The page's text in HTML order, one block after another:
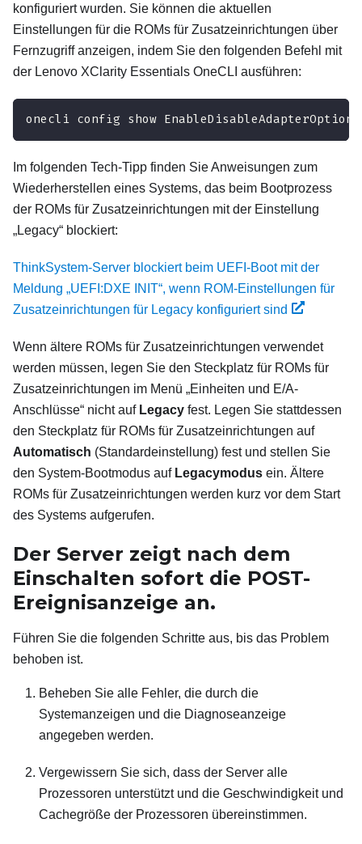
konfiguriert wurden. Sie können die aktuellen
Einstellungen für die ROMs für Zusatzeinrichtungen über
Fernzugriff anzeigen, indem Sie den folgenden Befehl mit
der Lenovo XClarity Essentials OneCLI ausführen:
onecli config show
Im folgenden Tech-Tipp finden Sie Anweisungen zum
Wiederherstellen eines Systems, das beim Bootprozess
der ROMs für Zusatzeinrichtungen mit der Einstellung
„Legacy“ blockiert:
ThinkSystem-Server blockiert beim UEFI-Boot mit der
Meldung „UEFI:DXE INIT“, wenn ROM-Einstellungen für
Zusatzeinrichtungen für Legacy konfiguriert sind
Wenn ältere ROMs für Zusatzeinrichtungen verwendet
werden müssen, legen Sie den Steckplatz für ROMs für
Zusatzeinrichtungen im Menü „Einheiten und E/A-
Anschlüsse“ nicht auf Legacy fest. Legen Sie stattdessen
den Steckplatz für ROMs für Zusatzeinrichtungen auf
Automatisch (Standardeinstellung) fest und stellen Sie
den System-Bootmodus auf Legacymodus ein. Ältere
ROMs für Zusatzeinrichtungen werden kurz vor dem Start
des Systems aufgerufen.
Der Server zeigt nach dem
Einschalten sofort die POST-
Ereignisanzeige an.
Führen Sie die folgenden Schritte aus, bis das Problem
behoben ist.
Beheben Sie alle Fehler, die durch die
Systemanzeigen und die Diagnoseanzeige
angegeben werden.
Vergewissern Sie sich, dass der Server alle
Prozessoren unterstützt und die Geschwindigkeit und
Cachegröße der Prozessoren übereinstimmen.